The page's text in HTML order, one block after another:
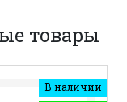
товары
В наличии